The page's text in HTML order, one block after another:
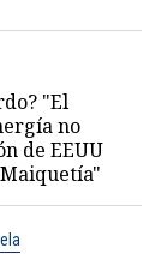
"El
no
de EEUU